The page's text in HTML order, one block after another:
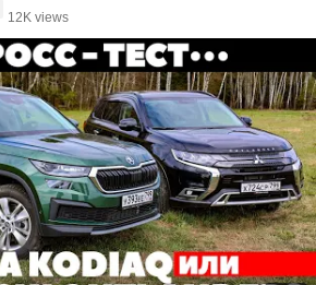
12K views